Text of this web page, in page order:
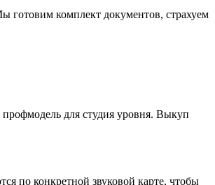
готовим комплект документов, страхуем
для студия уровня. Выкуп
по конкретной звуковой карте, чтобы